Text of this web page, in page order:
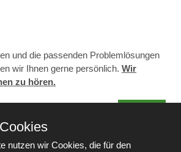
und die passenden Problemlösungen
wir Ihnen gerne persönlich. Wir
zu hören.
nutzen wir Cookies, die für den